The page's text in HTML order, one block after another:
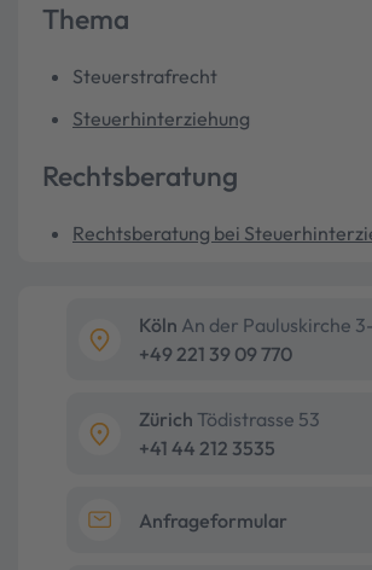
Thema
Steuerstrafrecht
Steuerhinterziehung
Rechtsberatung
Rechtsberatung bei
Köln An der Pauluskirche
+49 221 39 09 770
Zürich Tödistrasse 53
+41 44 212 3535
Anfrageformular